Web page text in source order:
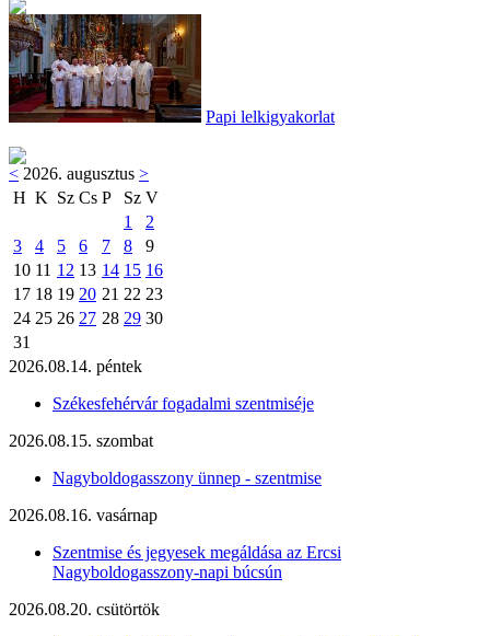
Papi lelkigyakorlat
< 2026. augusztus >
H K Sz Cs P Sz V
1
2
3
4 5 6 7 8
9
10 11 12 13 14 15 16
17 18 19 20 21 22 23
24 25 26 27 28 29 30
31
2026.08.14. péntek
Székesfehérvár fogadalmi szentmiséje
2026.08.15. szombat
Nagyboldogasszony ünnep - szentmise
2026.08.16. vasárnap
Szentmise és jegyesek megáldása az Ercsi
Nagyboldogasszony-napi búcsún
2026.08.20. csütörtök